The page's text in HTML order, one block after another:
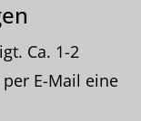
Ca. 1-2
E-Mail eine